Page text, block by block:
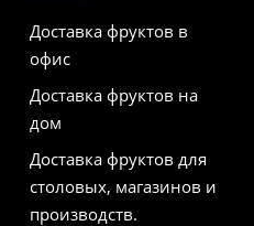
Доставка фруктов в
офис
Доставка фруктов на
дом
Доставка фруктов для
столовых, магазинов и
производств.